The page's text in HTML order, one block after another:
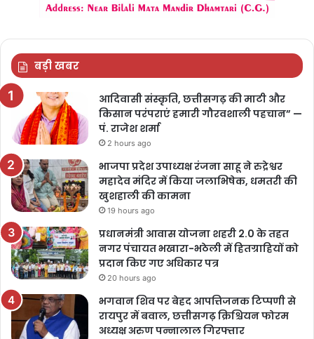
बड़ी खबर
आदिवासी संस्कृति, छत्तीसगढ़ की माटी और
किसान परंपराएं हमारी गौरवशाली पहचान” —
पं. राजेश शर्मा
2 hours ago
भाजपा प्रदेश उपाध्यक्ष रंजना साहू ने रुद्रेश्वर
महादेव मंदिर में किया जलाभिषेक, धमतरी की
खुशहाली की कामना
19 hours ago
प्रधानमंत्री आवास योजना शहरी 2.0 के तहत
नगर पंचायत भखारा-भठेली में हितग्राहियों को
प्रदान किए गए अधिकार पत्र
20 hours ago
भगवान शिव पर बेहद आपत्तिजनक टिप्पणी से
रायपुर में बवाल, छत्तीसगढ़ क्रिश्चियन फोरम
अध्यक्ष अरुण पन्नालाल गिरफ्तार